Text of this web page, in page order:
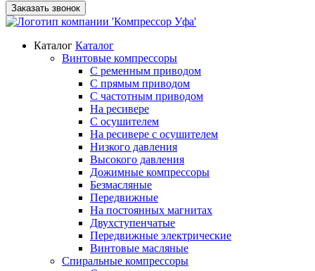
Заказать звонок
Каталог Каталог
Винтовые компрессоры
С ременным приводом
С прямым приводом
С частотным приводом
На ресивере
С осушителем
На ресивере с осушителем
Низкого давления
Высокого давления
Дожимные компрессоры
Безмасляные
Передвижные
На постоянных магнитах
Двухступенчатые
Передвижные электрические
Винтовые масляные
Спиральные компрессоры